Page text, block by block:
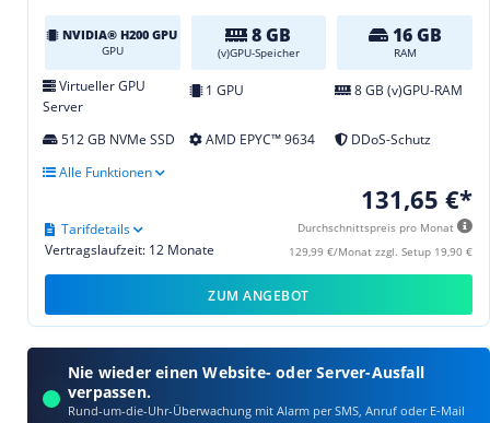
NVIDIA® H200 GPU
GPU
8 GB
(v)GPU-Speicher
16 GB
RAM
Virtueller GPU
Server
1 GPU 8 GB (v)GPU-RAM
512 GB NVMe SSD AMD EPYC™ 9634
DDoS-Schutz
Alle Funktionen
131,65 €*
Durchschnittspreis pro Monat
129,99 €/Monat zzgl. Setup 19,90 €
Vertragslaufzeit: 12 Monate
Tarifdetails
ZUM ANGEBOT
Nie wieder einen Website- oder Server-Ausfall
verpassen.
Rund-um-die-Uhr-Überwachung mit Alarm per SMS, Anruf oder E‑Mail